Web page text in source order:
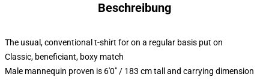
Beschreibung
The usual, conventional t-shirt for on a regular basis put on
Classic, beneficiant, boxy match
Male mannequin proven is 6'0" / 183 cm tall and carrying dimension